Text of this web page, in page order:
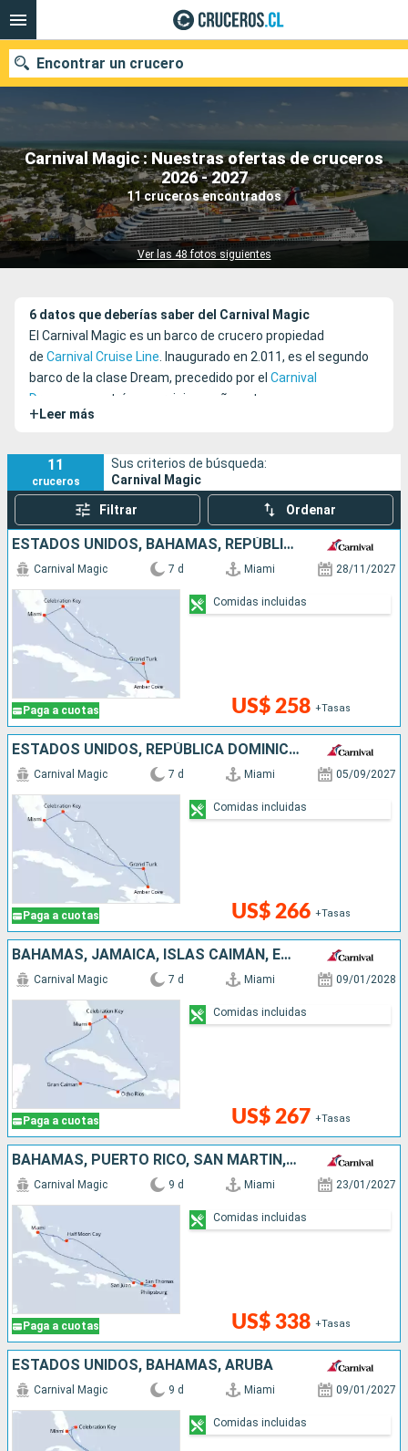
Carnival Magic : Nuestras ofertas de cruceros
2026 - 2027
11 cruceros encontrados
Ver las 48 fotos siguientes
Encontrar un crucero
Nuestros destinos
Fecha de salida
Puertos Compañías
6 datos que deberías saber del Carnival Magic
El Carnival Magic es un barco de crucero propiedad
de Carnival Cruise Line. Inaugurado en 2.011, es el segundo
barco de la clase Dream, precedido por el Carnival
Dream
que entró en servicio un año antes.
+ Leer más
11
cruceros
Sus criterios de búsqueda:
Carnival Magic
Filtrar Ordenar
ESTADOS UNIDOS, BAHAMAS, REPÚBLICA DOMINICANA
Paga a cuotas
Carnival Magic 7 d Miami 28/11/2027
US$ 258 +Tasas
Comidas incluidas
ESTADOS UNIDOS, REPÚBLICA DOMINICANA, BAHAMAS
Paga a cuotas
Carnival Magic 7 d Miami 05/09/2027
US$ 266 +Tasas
Comidas incluidas
BAHAMAS, JAMAICA, ISLAS CAIMÁN, ESTADOS UNIDOS
Paga a cuotas
Carnival Magic 7 d Miami 09/01/2028
US$ 267 +Tasas
Comidas incluidas
BAHAMAS, PUERTO RICO, SAN MARTÍN, ESTADOS UNIDOS
Paga a cuotas
Carnival Magic 9 d Miami 23/01/2027
US$ 338 +Tasas
Comidas incluidas
ESTADOS UNIDOS, BAHAMAS, ARUBA
Carnival Magic 9 d Miami 09/01/2027
Comidas incluidas